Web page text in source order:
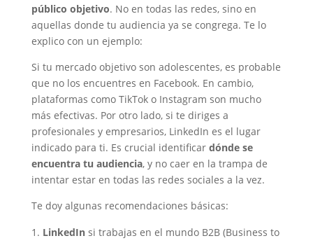
público objetivo. No en todas las redes, sino en
aquellas donde tu audiencia ya se congrega. Te lo
explico con un ejemplo:
Si tu mercado objetivo son adolescentes, es probable
que no los encuentres en Facebook. En cambio,
plataformas como TikTok o Instagram son mucho
más efectivas. Por otro lado, si te diriges a
profesionales y empresarios, LinkedIn es el lugar
indicado para ti. Es crucial identificar dónde se
encuentra tu audiencia, y no caer en la trampa de
intentar estar en todas las redes sociales a la vez.
Te doy algunas recomendaciones básicas:
LinkedInsi trabajas en el mundo B2B (Business to